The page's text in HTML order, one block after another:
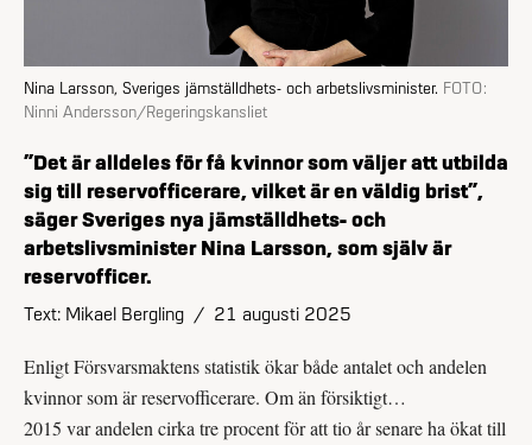
Nina Larsson, Sveriges jämställdhets- och arbetslivsminister. FOTO:
Ninni Andersson/Regeringskansliet
”Det är alldeles för få kvinnor som väljer att utbilda
sig till reserv­officerare, vilket är en väldig brist”,
säger Sveriges nya jämställdhets- och
arbetslivsminister Nina Larsson, som själv är
reservofficer.
Text: Mikael Bergling / 21 augusti 2025
Enligt Försvarsmaktens statistik ökar både antalet och andelen
kvinnor som är reservofficerare. Om än försiktigt…
2015 var andelen cirka tre procent för att tio år senare ha ökat till